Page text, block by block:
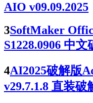
AIO v09.09.2025
3SoftMaker
S1228.0906 中文
4AI2025破解版
v29.7.1.8 直装破